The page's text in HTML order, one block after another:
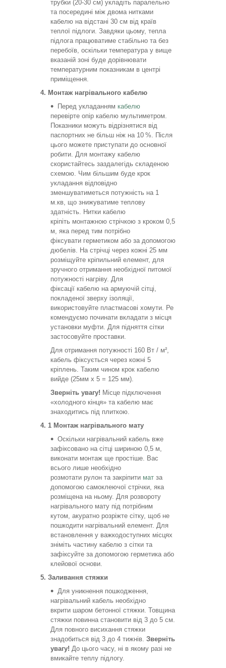
трубки (20-30 см) укладіть паралельно
та посередині між двома нитками
кабелю на відстані 30 см від країв
теплої підлоги. Завдяки цьому, тепла
підлога працюватиме стабільно та без
перебоїв, оскільки температура у вище
вказаній зоні буде дорівнювати
температурним показникам в центрі
приміщення.
4. Монтаж нагрівального кабелю
Перед укладанням кабелю
перевірте опір кабелю мультиметром.
Показники можуть відрізнятися від
паспортних не більш ніж на 10 %. Після
цього можете приступати до основної
робити. Для монтажу кабелю
скористайтесь заздалегідь складеною
схемою. Чим більшим буде крок
укладання відповідно
зменшуватиметься потужність на 1
м.кв, що знижуватиме теплову
здатність. Нитки кабелю
кріпіть монтажною стрічкою з кроком 0,5
м, яка перед тим потрібно
фіксувати герметиком або за допомогою
дюбелів. На стрічці через кожні 25 мм
розміщуйте кріпильний елемент, для
зручного отримання необхідної питомої
потужності нагріву. Для
фіксації кабелю на армуючій сітці,
покладеної зверху ізоляції,
використовуйте пластмасові хомути. Ре
комендуємо починати вкладати з місця
установки муфти. Для підняття сітки
застосовуйте проставки.
Для отримання потужності 160 Вт / м²,
кабель фіксується через кожні 5
кріплень. Таким чином крок кабелю
вийде (25мм х 5 = 125 мм).
Зверніть увагу! Місце підключення
«холодного кінця» та кабелю має
знаходитись під плиткою.
4. 1 Монтаж нагрівального мату
Оскільки нагрівальний кабель вже
зафіксовано на сітці шириною 0,5 м,
виконати монтаж ще простіше. Вас
всього лише необхідно
розмотати рулон та закріпити мат за
допомогою самоклеючої стрічки, яка
розміщена на ньому. Для розвороту
нагрівального мату під потрібним
кутом, акуратно розріжте сітку, щоб не
пошкодити нагрівальний елемент. Для
встановлення у важкодоступних місцях
зніміть частину кабелю з сітки та
зафіксуйте за допомогою герметика або
клейової основи.
5. Заливання стяжки
Для уникнення пошкодження,
нагрівальний кабель необхідно
вкрити шаром бетонної стяжки. Товщина
стяжки повинна становити від 3 до 5 см.
Для повного висихання стяжки
знадобиться від 3 до 4 тижнів. Зверніть
увагу! До цього часу, ні в якому разі не
вмикайте теплу підлогу.